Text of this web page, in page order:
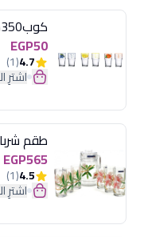
EGP50
4.7
(1)
اشترِ
EGP565
4.5
(1)
اشترِ